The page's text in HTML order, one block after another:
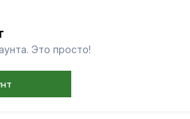
Это просто!